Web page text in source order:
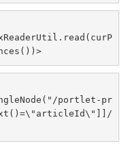
portlet-pr